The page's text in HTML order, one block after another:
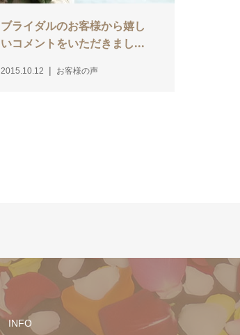
ブライダルのお客様から嬉し
いコメントをいただきまし...
2015.10.12 お客様の声
INFO